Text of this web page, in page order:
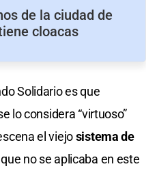
de la ciudad de
cloacas
Solidario es que
lo considera “virtuoso”
el viejosistema de
no se aplicaba en este